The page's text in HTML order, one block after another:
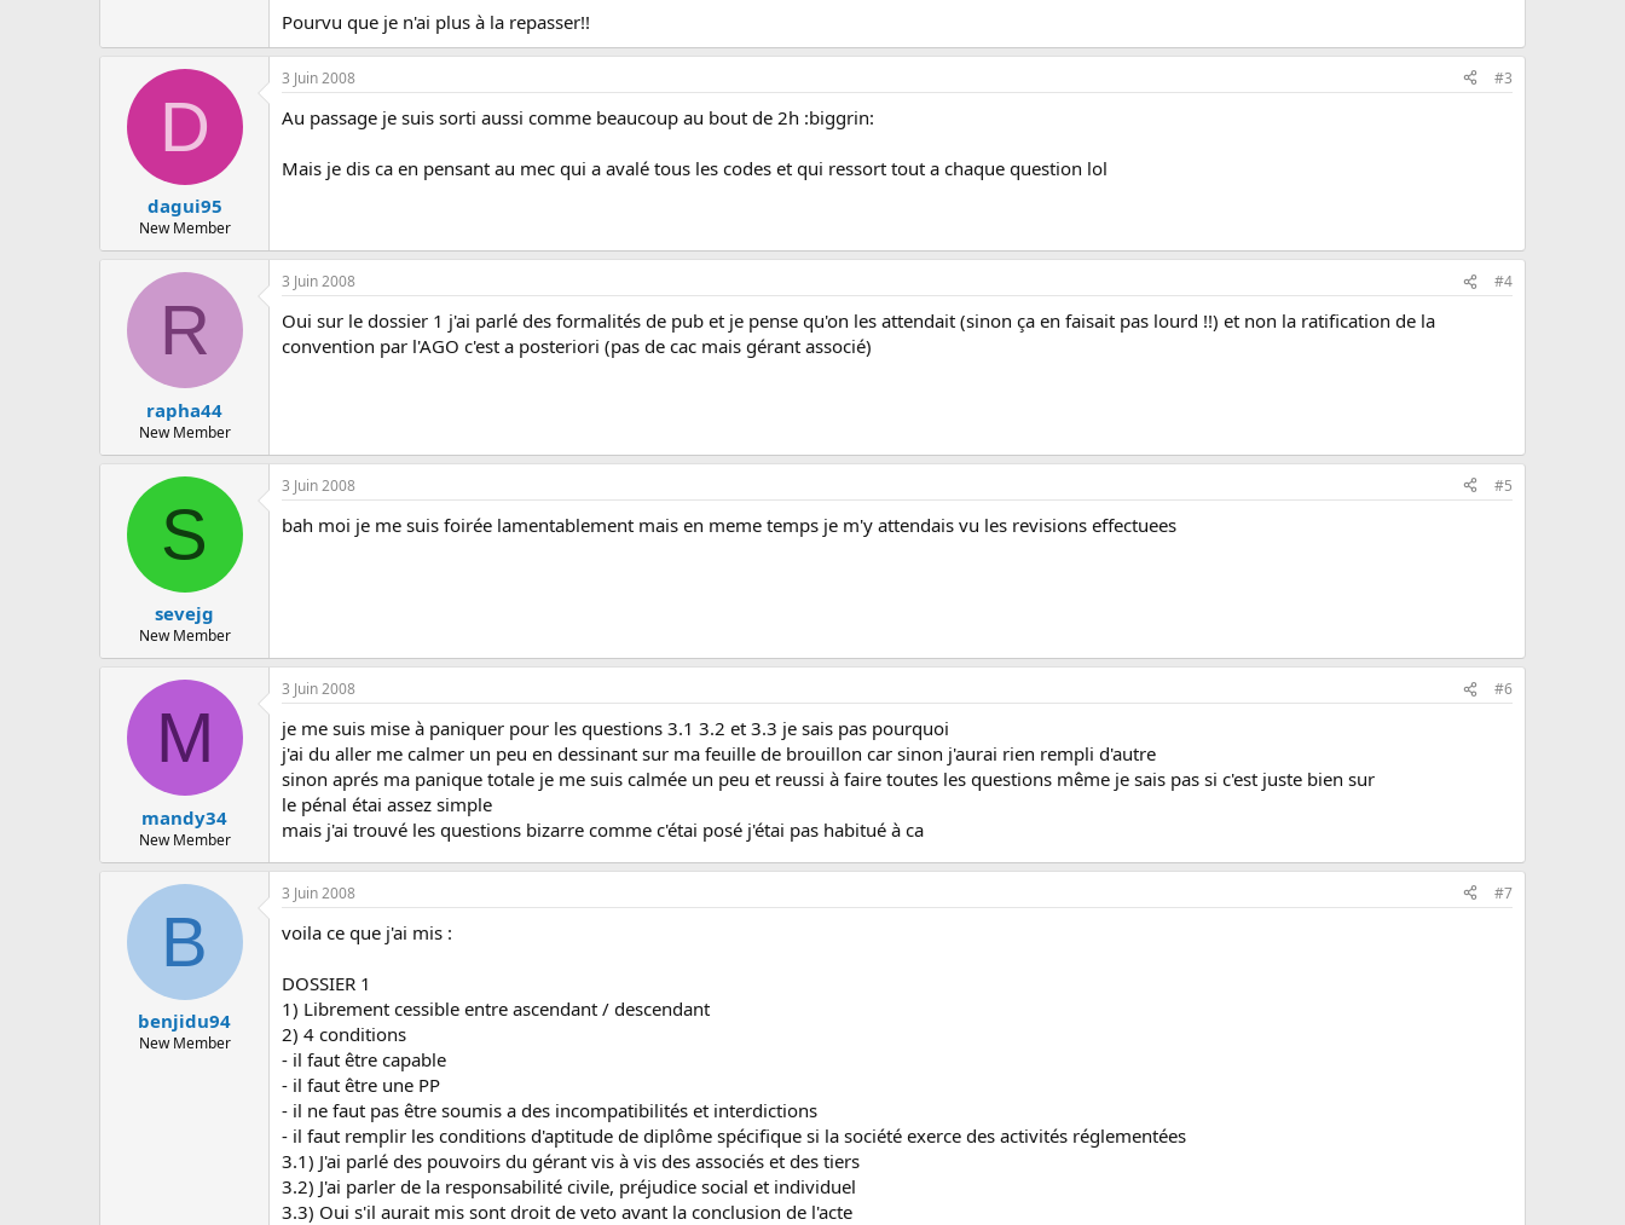
Pourvu que je n'ai plus à la repasser!!
D
dagui95
New Member
3 Juin 2008 #3
Au passage je suis sorti aussi comme beaucoup au bout de 2h :biggrin:
Mais je dis ca en pensant au mec qui a avalé tous les codes et qui ressort tout a chaque question lol
R
rapha44
New Member
3 Juin 2008 #4
Oui sur le dossier 1 j'ai parlé des formalités de pub et je pense qu'on les attendait (sinon ça en faisait pas lourd !!) et non la ratification de la
convention par l'AGO c'est a posteriori (pas de cac mais gérant associé)
S
sevejg
New Member
3 Juin 2008 #5
bah moi je me suis foirée lamentablement mais en meme temps je m'y attendais vu les revisions effectuees
M
mandy34
New Member
3 Juin 2008 #6
je me suis mise à paniquer pour les questions 3.1 3.2 et 3.3 je sais pas pourquoi
j'ai du aller me calmer un peu en dessinant sur ma feuille de brouillon car sinon j'aurai rien rempli d'autre
sinon aprés ma panique totale je me suis calmée un peu et reussi à faire toutes les questions même je sais pas si c'est juste bien sur
le pénal étai assez simple
mais j'ai trouvé les questions bizarre comme c'étai posé j'étai pas habitué à ca
B
benjidu94
New Member
3 Juin 2008 #7
voila ce que j'ai mis :
DOSSIER 1
1) Librement cessible entre ascendant / descendant
2) 4 conditions
- il faut être capable
- il faut être une PP
- il ne faut pas être soumis a des incompatibilités et interdictions
- il faut remplir les conditions d'aptitude de diplôme spécifique si la société exerce des activités réglementées
3.1) J'ai parlé des pouvoirs du gérant vis à vis des associés et des tiers
3.2) J'ai parler de la responsabilité civile, préjudice social et individuel
3.3) Oui s'il aurait mis sont droit de veto avant la conclusion de l'acte